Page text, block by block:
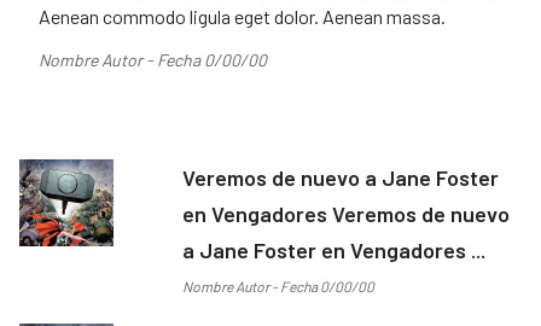
Aenean commodo ligula eget dolor. Aenean massa.
Nombre Autor - Fecha 0/00/00
Veremos de nuevo a Jane Foster
en Vengadores Veremos de nuevo
a Jane Foster en Vengadores ...
Nombre Autor - Fecha 0/00/00